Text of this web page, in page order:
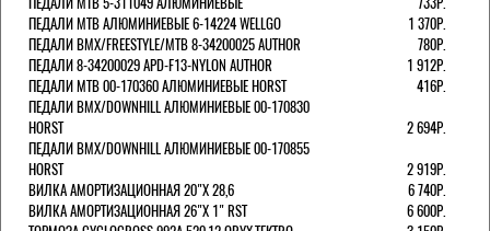
ПЕДАЛИ MTB АЛЮМИНИЕВЫЕ 6-14224 WELLGO
1 370Р.
ПЕДАЛИ BMX/FREESTYLE/MTB 8-34200025 AUTHOR
780Р.
ПЕДАЛИ 8-34200029 APD-F13-NYLON AUTHOR
1 912Р.
ПЕДАЛИ МТВ 00-170360 АЛЮМИНИЕВЫЕ HORST
416Р.
ПЕДАЛИ BMX/DOWNHILL АЛЮМИНИЕВЫЕ 00-170830
HORST
2 694Р.
ПЕДАЛИ BMX/DOWNHILL АЛЮМИНИЕВЫЕ 00-170855
HORST
2 919Р.
ВИЛКА АМОРТИЗАЦИОННАЯ 20"Х 28,6
6 740Р.
ВИЛКА АМОРТИЗАЦИОННАЯ 26"Х 1" RST
6 600Р.